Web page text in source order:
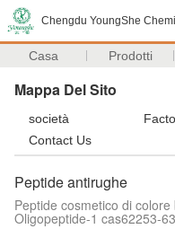
Chengdu YoungShe
Casa Prodotti
Mappa Del Sito
società
Contact Us
Peptide antirughe
Peptide cosmetico di
Oligopeptide-1 cas62253-